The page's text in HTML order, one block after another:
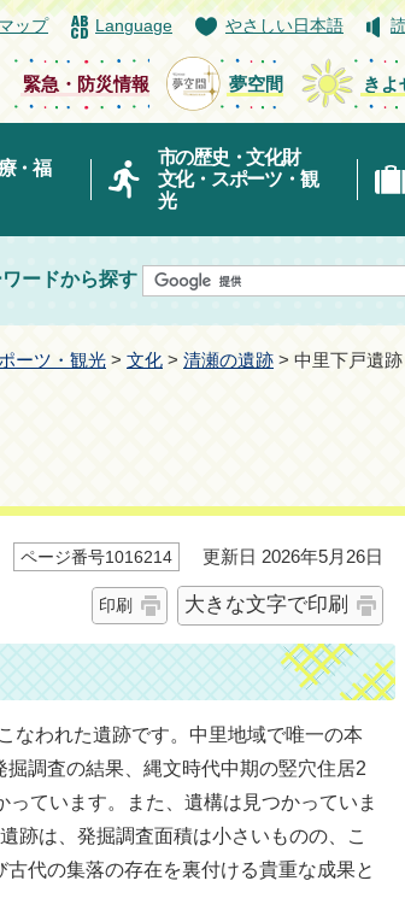
ップ Language やさしい日本語
緊急・防災情報 夢空間 きよ
・福
市の歴史・文化財
文化・スポーツ・観
光
ードから探す
ーツ・観光 > 文化 > 清瀬の遺跡 > 中里下戸遺跡
ページ番号1016214 更新日 2026年5月26日
印刷 大きな文字で印刷
なわれた遺跡です。中里地域で唯一の本
調査の結果、縄文時代中期の竪穴住居2
ています。また、遺構は見つかっていま
跡は、発掘調査面積は小さいものの、こ
代の集落の存在を裏付ける貴重な成果と